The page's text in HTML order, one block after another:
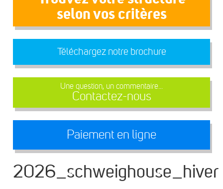
selon vos critères
Téléchargez notre brochure
Une question, un commentaire...
Contactez-nous
Paiement en ligne
2026_schweighouse_hiver